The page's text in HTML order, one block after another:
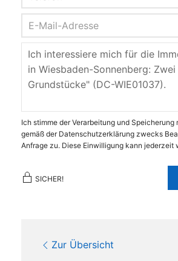
Ich stimme der Verarbeitung und Speicherung
gemäß der Datenschutzerklärung zwecks
Anfrage zu. Diese Einwilligung kann jederzeit
SICHER!
Zur Übersicht